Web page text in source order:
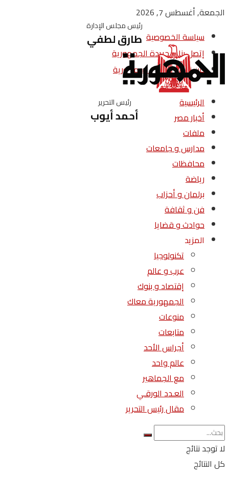
الجمعة, أغسطس 7, 2026
سياسة الخصوصية
إتصل بنا – جريدة الجمهورية
من نحن – جريدة الجمهورية
رئيس مجلس الإدارة
طارق لطفي
رئيس التحرير
أحمد أيوب
الرئيسية
أخبار مصر
ملفات
مدارس و جامعات
محافظات
رياضة
برلمان و أحزاب
فن و ثقافة
حوادث و قضايا
المزيد
تكنولوجيا
عرب و عالم
إقتصاد و بنوك
الجمهورية معاك
منوعات
متابعات
أجراس الأحد
عالم واحد
مع الجماهير
العـدد الورقـي
مقال رئيس التحرير
لا توجد نتائج
كل النتائج